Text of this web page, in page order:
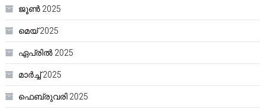
ജൂൺ 2025
മെയ്‌ 2025
ഏപ്രിൽ 2025
മാർച്ച്‌ 2025
ഫെബ്രുവരി 2025